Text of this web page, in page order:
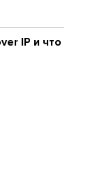
IP и что